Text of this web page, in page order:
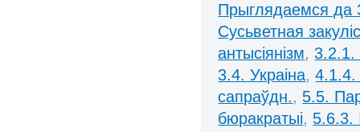
Прыглядаемся да
Сусьветная
антысіянізм, 3.2.1.
3.4. Украіна,4.1.4.
сапраўдн., 5.5.
бюракратыі, 5.6.3.